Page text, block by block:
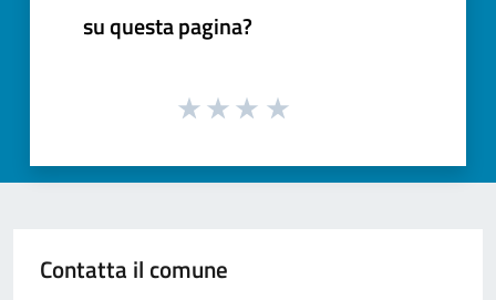
su questa pagina?
Contatta il comune